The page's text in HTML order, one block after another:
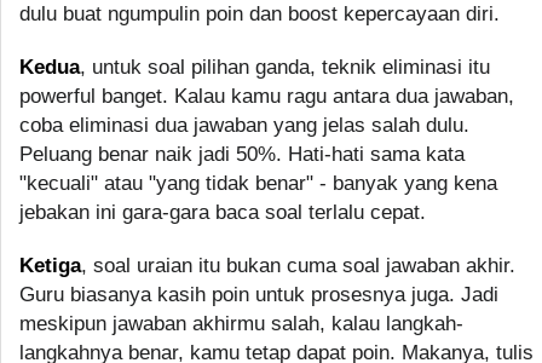
dulu buat ngumpulin poin dan boost kepercayaan diri.
Kedua, untuk soal pilihan ganda, teknik eliminasi itu
powerful banget. Kalau kamu ragu antara dua jawaban,
coba eliminasi dua jawaban yang jelas salah dulu.
Peluang benar naik jadi 50%. Hati-hati sama kata
"kecuali" atau "yang tidak benar" - banyak yang kena
jebakan ini gara-gara baca soal terlalu cepat.
Ketiga, soal uraian itu bukan cuma soal jawaban akhir.
Guru biasanya kasih poin untuk prosesnya juga. Jadi
meskipun jawaban akhirmu salah, kalau langkah-
langkahnya benar, kamu tetap dapat poin. Makanya, tulis